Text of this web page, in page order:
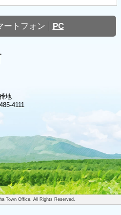
ートフォン PC
地
4111
Town Office. All Rights Reserved.